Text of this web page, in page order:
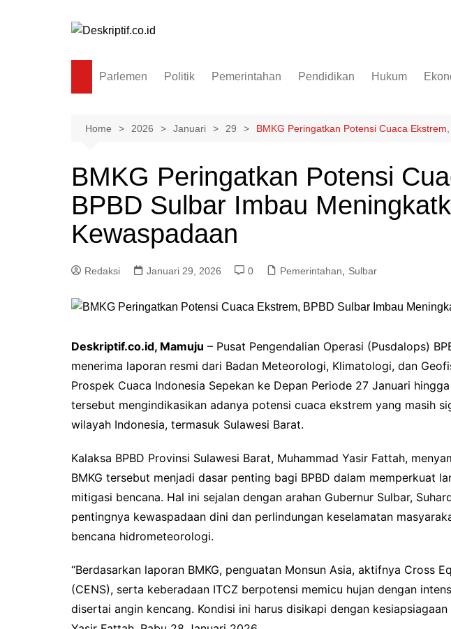
Parlemen Politik Pemerintahan Pendidikan Hukum
Home 2026 Januari 29 BMKG Peringatkan Potensi Cuaca
BMKG Peringatkan Potensi
BPBD Sulbar Imbau
Kewaspadaan
Redaksi Januari 29, 2026 0 Pemerintahan, Sulbar
Deskriptif.co.id, Mamuju – Pusat Pengendalian Operasi (Pusdalops)
menerima laporan resmi dari Badan Meteorologi, Klimatologi, dan
Prospek Cuaca Indonesia Sepekan ke Depan Periode 27 Januari
tersebut mengindikasikan adanya potensi cuaca ekstrem yang masih
wilayah Indonesia, termasuk Sulawesi Barat.
Kalaksa BPBD Provinsi Sulawesi Barat, Muhammad Yasir Fattah,
BMKG tersebut menjadi dasar penting bagi BPBD dalam memperkuat
mitigasi bencana. Hal ini sejalan dengan arahan Gubernur Sulbar,
pentingnya kewaspadaan dini dan perlindungan keselamatan
bencana hidrometeorologi.
“Berdasarkan laporan BMKG, penguatan Monsun Asia, aktifnya Cross
(CENS), serta keberadaan ITCZ berpotensi memicu hujan dengan
disertai angin kencang. Kondisi ini harus disikapi dengan